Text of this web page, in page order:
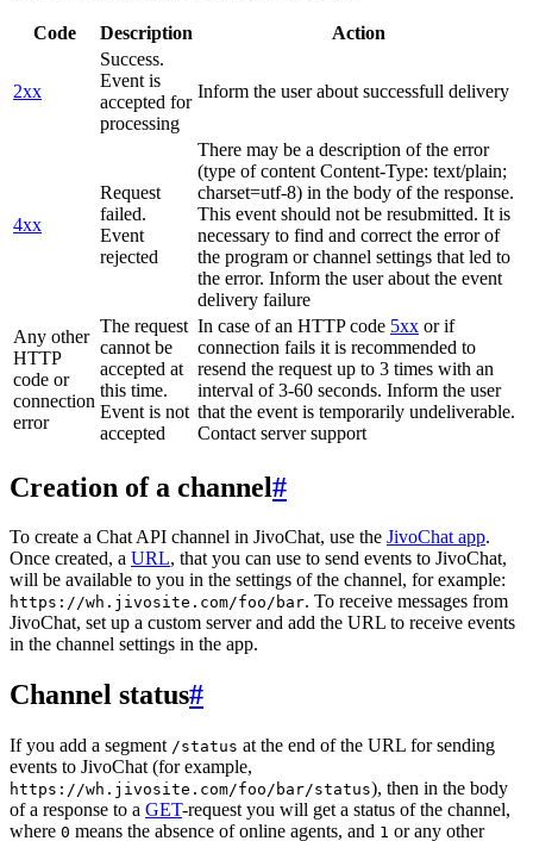
Code Description Action
2xx
Success.
Event is
accepted for
processing
Inform the user about successfull delivery
4xx
Request
failed.
Event
rejected
There may be a description of the error
(type of content Content-Type: text/plain;
charset=utf-8) in the body of the response.
This event should not be resubmitted. It is
necessary to find and correct the error of
the program or channel settings that led to
the error. Inform the user about the event
delivery failure
Any other
HTTP
code or
connection
error
The request
cannot be
accepted at
this time.
Event is not
accepted
In case of an HTTP code 5xx or if
connection fails it is recommended to
resend the request up to 3 times with an
interval of 3-60 seconds. Inform the user
that the event is temporarily undeliverable.
Contact server support
Creation of a channel#
To create a Chat API channel in JivoChat, use the JivoChat app.
Once created, a URL, that you can use to send events to JivoChat,
will be available to you in the settings of the channel, for example:
https://wh.jivosite.com/foo/bar. To receive messages from
JivoChat, set up a custom server and add the URL to receive events
in the channel settings in the app.
Channel status#
If you add a segment /status at the end of the URL for sending
events to JivoChat (for example,
https://wh.jivosite.com/foo/bar/status), then in the body
of a response to a GET-request you will get a status of the channel,
where 0 means the absence of online agents, and 1 or any other